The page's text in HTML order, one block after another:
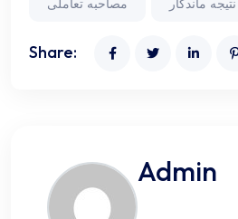
Share:
Admin